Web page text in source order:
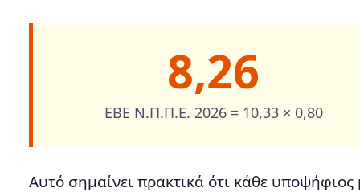
8,26
ΕΒΕ Ν.Π.Π.Ε. 2026 = 10,33 × 0,80
Αυτό σημαίνει πρακτικά ότι κάθε υποψήφιος